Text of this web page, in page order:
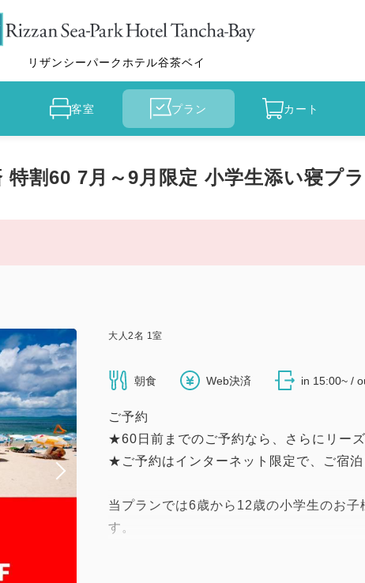
リザンシーパークホテル谷茶ベイ
客室 プラン カート
特割60 7月～9月限定 小学生添い寝プ
大人2名 1室
朝食 Web決済 in 15:00~ /
ご予約
★60日前までのご予約なら、さらにリー
★ご予約はインターネット限定で、ご宿泊
当プランでは6歳から12歳の小学生のお子
す。
ムでベッド幅120cm、さらにダブルベッ